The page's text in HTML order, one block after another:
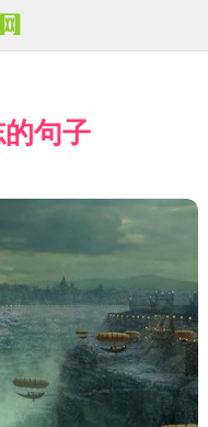
句子